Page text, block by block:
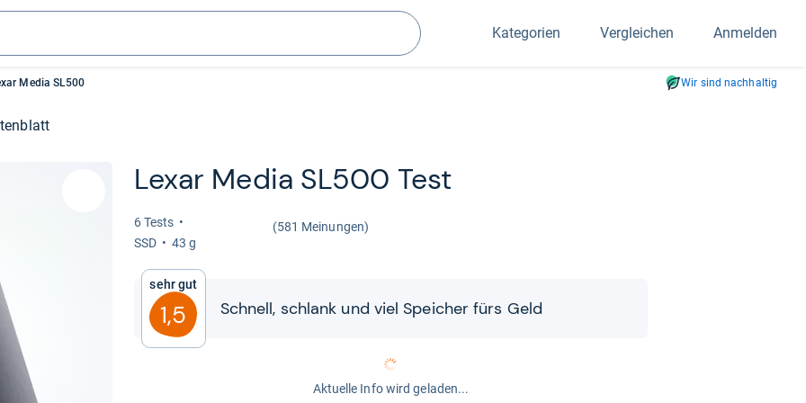
Suchen
Kategorien Vergleichen Anmelden
Media SL500 Wir sind nachhaltig
Lexar Media SL500 Test
6 Tests
(581 Meinungen)
SSD
43 g
Sehr gut
1,5 Schnell, schlank und viel Spei­cher fürs Geld
Aktuelle Info wird geladen...